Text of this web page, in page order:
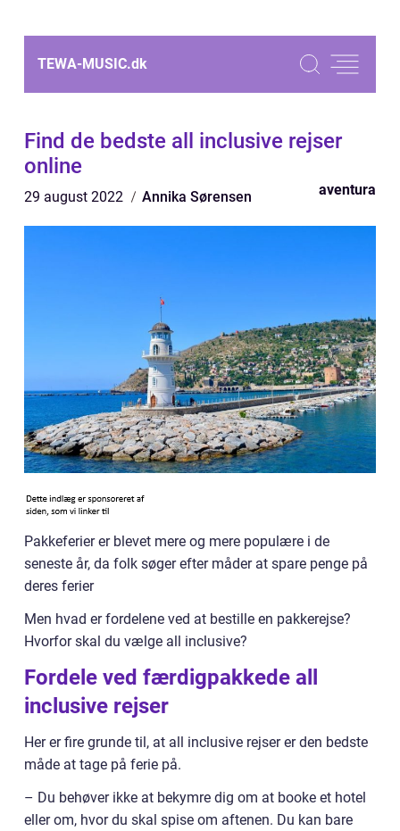
TEWA-MUSIC.dk
Find de bedste all inclusive rejser
online
29 august 2022 Annika Sørensen aventura
Pakkeferier er blevet mere og mere populære i de
seneste år, da folk søger efter måder at spare penge på
deres ferier
Men hvad er fordelene ved at bestille en pakkerejse?
Hvorfor skal du vælge all inclusive?
Fordele ved færdigpakkede all
inclusive rejser
Her er fire grunde til, at all inclusive rejser er den bedste
måde at tage på ferie på.
– Du behøver ikke at bekymre dig om at booke et hotel
eller om, hvor du skal spise om aftenen. Du kan bare